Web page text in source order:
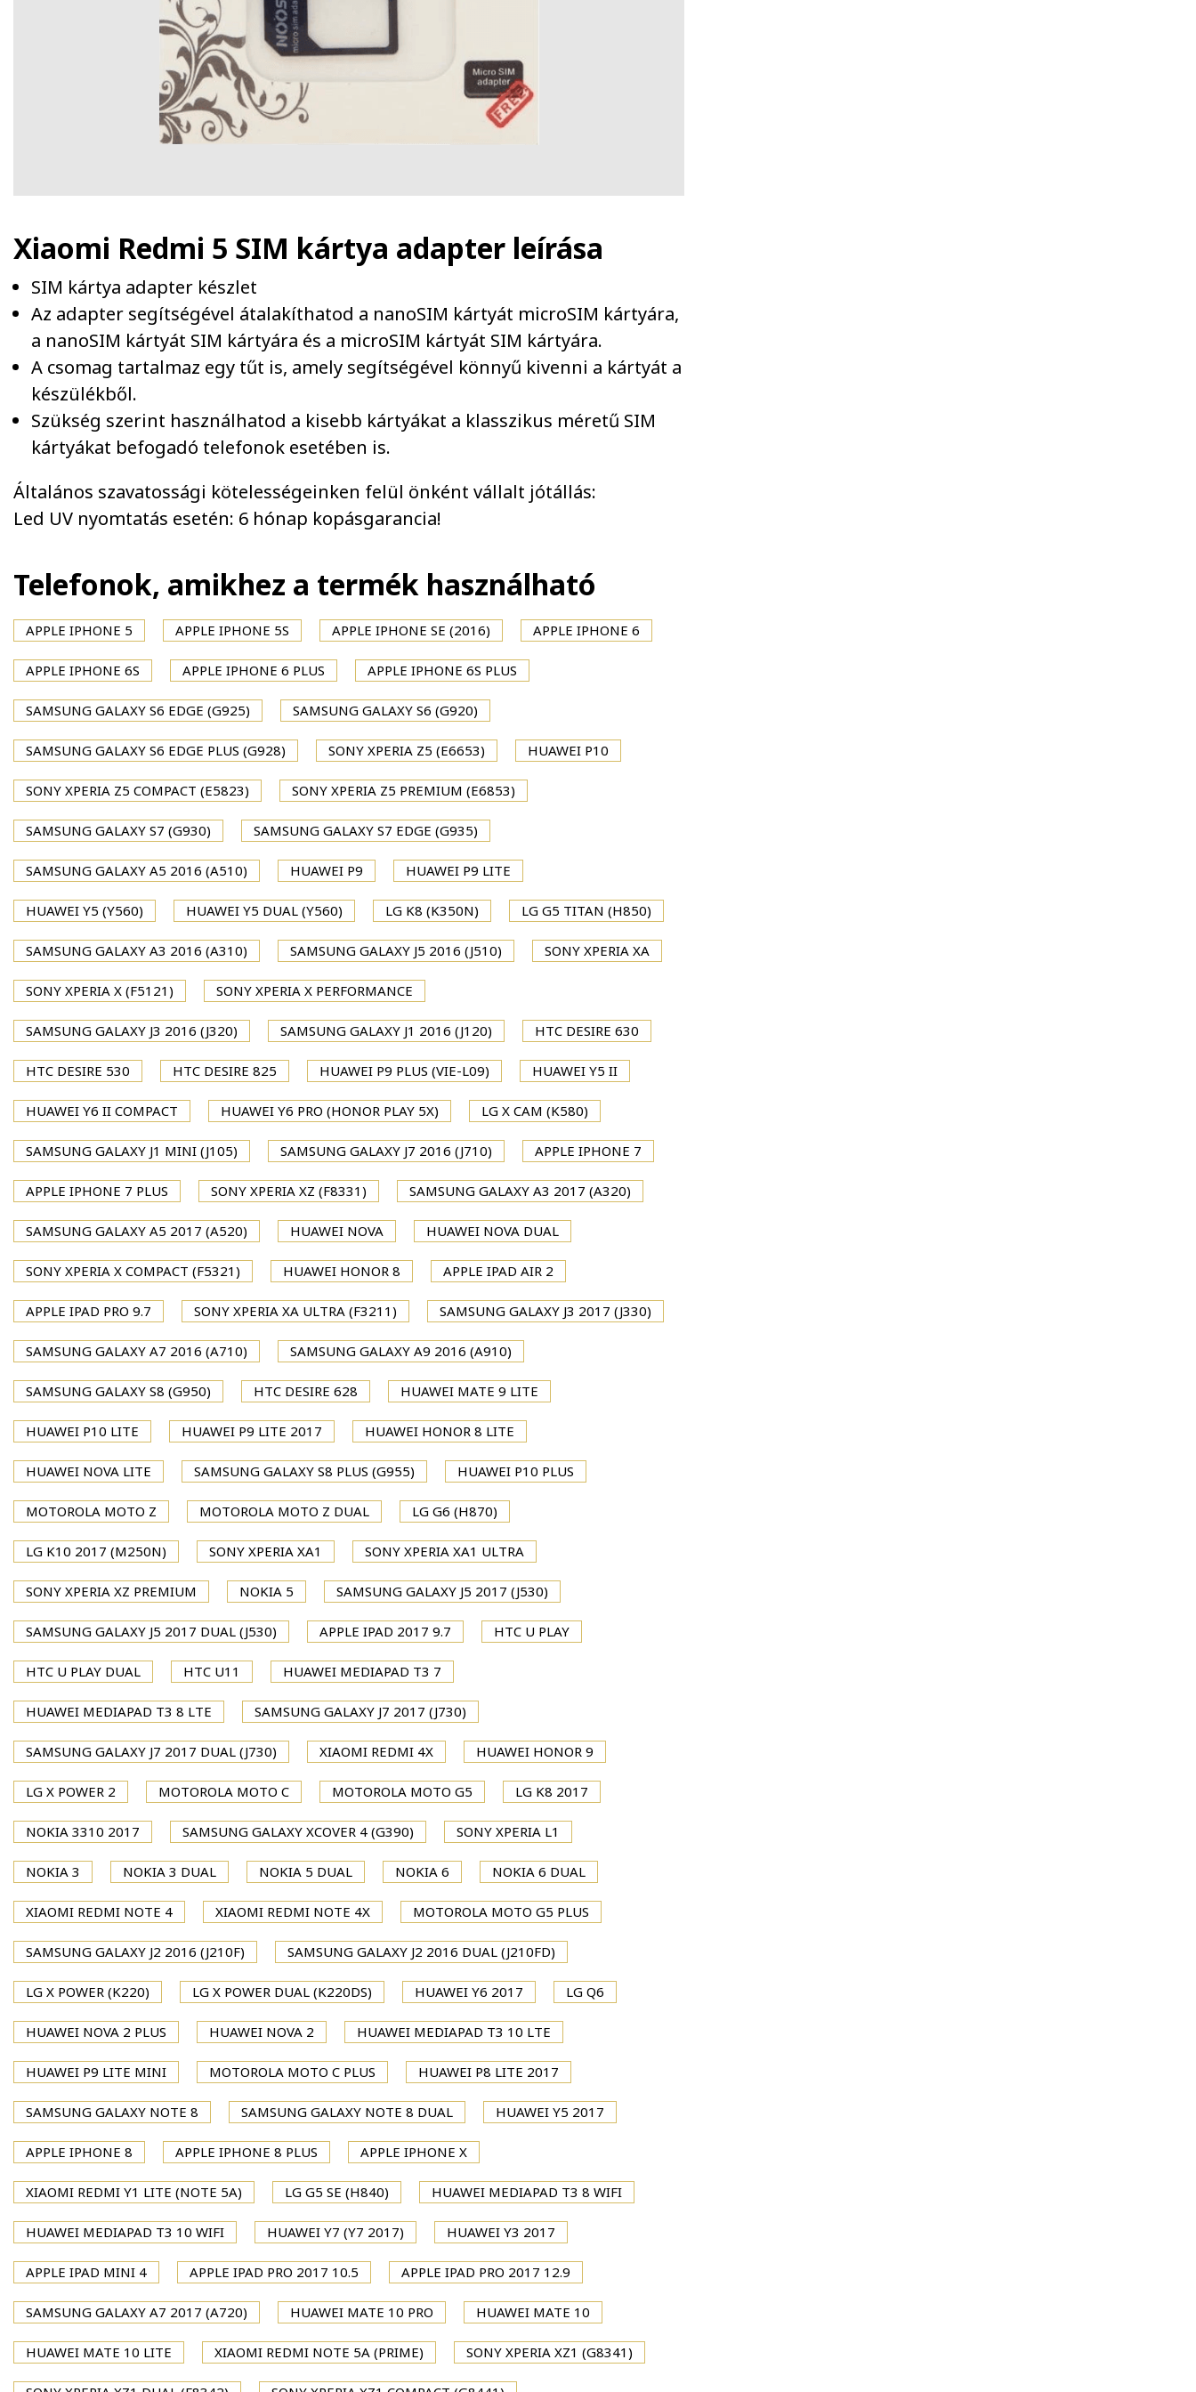
Xiaomi Redmi 5 SIM kártya adapter leírása
SIM kártya adapter készlet
Az adapter segítségével átalakíthatod a nanoSIM kártyát microSIM kártyára,
a nanoSIM kártyát SIM kártyára és a microSIM kártyát SIM kártyára.
A csomag tartalmaz egy tűt is, amely segítségével könnyű kivenni a kártyát a
készülékből.
Szükség szerint használhatod a kisebb kártyákat a klasszikus méretű SIM
kártyákat befogadó telefonok esetében is.
Általános szavatossági kötelességeinken felül önként vállalt jótállás:
Led UV nyomtatás esetén: 6 hónap kopásgarancia!
Telefonok, amikhez a termék használható
APPLE IPHONE 5 APPLE IPHONE 5S APPLE IPHONE SE (2016) APPLE IPHONE 6
APPLE IPHONE 6S APPLE IPHONE 6 PLUS APPLE IPHONE 6S PLUS
SAMSUNG GALAXY S6 EDGE (G925) SAMSUNG GALAXY S6 (G920)
SAMSUNG GALAXY S6 EDGE PLUS (G928) SONY XPERIA Z5 (E6653) HUAWEI P10
SONY XPERIA Z5 COMPACT (E5823) SONY XPERIA Z5 PREMIUM (E6853)
SAMSUNG GALAXY S7 (G930) SAMSUNG GALAXY S7 EDGE (G935)
SAMSUNG GALAXY A5 2016 (A510) HUAWEI P9 HUAWEI P9 LITE
HUAWEI Y5 (Y560) HUAWEI Y5 DUAL (Y560) LG K8 (K350N) LG G5 TITAN (H850)
SAMSUNG GALAXY A3 2016 (A310) SAMSUNG GALAXY J5 2016 (J510) SONY XPERIA XA
SONY XPERIA X (F5121) SONY XPERIA X PERFORMANCE
SAMSUNG GALAXY J3 2016 (J320) SAMSUNG GALAXY J1 2016 (J120) HTC DESIRE 630
HTC DESIRE 530 HTC DESIRE 825 HUAWEI P9 PLUS (VIE-L09) HUAWEI Y5 II
HUAWEI Y6 II COMPACT HUAWEI Y6 PRO (HONOR PLAY 5X) LG X CAM (K580)
SAMSUNG GALAXY J1 MINI (J105) SAMSUNG GALAXY J7 2016 (J710) APPLE IPHONE 7
APPLE IPHONE 7 PLUS SONY XPERIA XZ (F8331) SAMSUNG GALAXY A3 2017 (A320)
SAMSUNG GALAXY A5 2017 (A520) HUAWEI NOVA HUAWEI NOVA DUAL
SONY XPERIA X COMPACT (F5321) HUAWEI HONOR 8 APPLE IPAD AIR 2
APPLE IPAD PRO 9.7 SONY XPERIA XA ULTRA (F3211) SAMSUNG GALAXY J3 2017 (J330)
SAMSUNG GALAXY A7 2016 (A710) SAMSUNG GALAXY A9 2016 (A910)
SAMSUNG GALAXY S8 (G950) HTC DESIRE 628 HUAWEI MATE 9 LITE
HUAWEI P10 LITE HUAWEI P9 LITE 2017 HUAWEI HONOR 8 LITE
HUAWEI NOVA LITE SAMSUNG GALAXY S8 PLUS (G955) HUAWEI P10 PLUS
MOTOROLA MOTO Z MOTOROLA MOTO Z DUAL LG G6 (H870)
LG K10 2017 (M250N) SONY XPERIA XA1 SONY XPERIA XA1 ULTRA
SONY XPERIA XZ PREMIUM NOKIA 5 SAMSUNG GALAXY J5 2017 (J530)
SAMSUNG GALAXY J5 2017 DUAL (J530) APPLE IPAD 2017 9.7 HTC U PLAY
HTC U PLAY DUAL HTC U11 HUAWEI MEDIAPAD T3 7
HUAWEI MEDIAPAD T3 8 LTE SAMSUNG GALAXY J7 2017 (J730)
SAMSUNG GALAXY J7 2017 DUAL (J730) XIAOMI REDMI 4X HUAWEI HONOR 9
LG X POWER 2 MOTOROLA MOTO C MOTOROLA MOTO G5 LG K8 2017
NOKIA 3310 2017 SAMSUNG GALAXY XCOVER 4 (G390) SONY XPERIA L1
NOKIA 3 NOKIA 3 DUAL NOKIA 5 DUAL NOKIA 6 NOKIA 6 DUAL
XIAOMI REDMI NOTE 4 XIAOMI REDMI NOTE 4X MOTOROLA MOTO G5 PLUS
SAMSUNG GALAXY J2 2016 (J210F) SAMSUNG GALAXY J2 2016 DUAL (J210FD)
LG X POWER (K220) LG X POWER DUAL (K220DS) HUAWEI Y6 2017 LG Q6
HUAWEI NOVA 2 PLUS HUAWEI NOVA 2 HUAWEI MEDIAPAD T3 10 LTE
HUAWEI P9 LITE MINI MOTOROLA MOTO C PLUS HUAWEI P8 LITE 2017
SAMSUNG GALAXY NOTE 8 SAMSUNG GALAXY NOTE 8 DUAL HUAWEI Y5 2017
APPLE IPHONE 8 APPLE IPHONE 8 PLUS APPLE IPHONE X
XIAOMI REDMI Y1 LITE (NOTE 5A) LG G5 SE (H840) HUAWEI MEDIAPAD T3 8 WIFI
HUAWEI MEDIAPAD T3 10 WIFI HUAWEI Y7 (Y7 2017) HUAWEI Y3 2017
APPLE IPAD MINI 4 APPLE IPAD PRO 2017 10.5 APPLE IPAD PRO 2017 12.9
SAMSUNG GALAXY A7 2017 (A720) HUAWEI MATE 10 PRO HUAWEI MATE 10
HUAWEI MATE 10 LITE XIAOMI REDMI NOTE 5A (PRIME) SONY XPERIA XZ1 (G8341)